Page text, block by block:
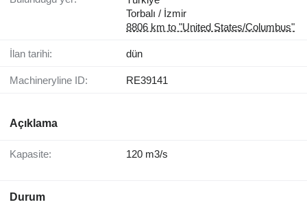
Torbalı / İzmir
8806 km to "United States/Columbus"
İlan tarihi: dün
Machineryline ID: RE39141
Açıklama
Kapasite: 120 m3/s
Durum